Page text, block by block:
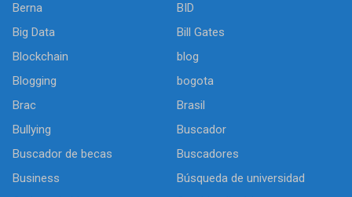
Berna
BID
Big Data
Bill Gates
Blockchain
blog
Blogging
bogota
Brac
Brasil
Bullying
Buscador
Buscador de becas
Buscadores
Business
Búsqueda de universidad